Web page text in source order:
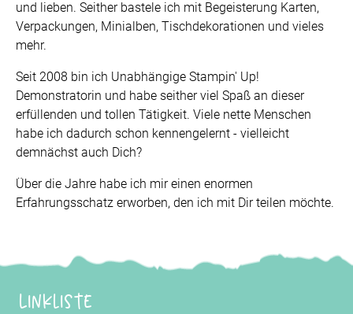
und lieben. Seither bastele ich mit Begeisterung Karten,
Verpackungen, Minialben, Tischdekorationen und vieles
mehr.
Seit 2008 bin ich Unabhängige Stampin' Up!
Demonstratorin und habe seither viel Spaß an dieser
erfüllenden und tollen Tätigkeit. Viele nette Menschen
habe ich dadurch schon kennengelernt - vielleicht
demnächst auch Dich?
Über die Jahre habe ich mir einen enormen
Erfahrungsschatz erworben, den ich mit Dir teilen möchte.
Linkliste